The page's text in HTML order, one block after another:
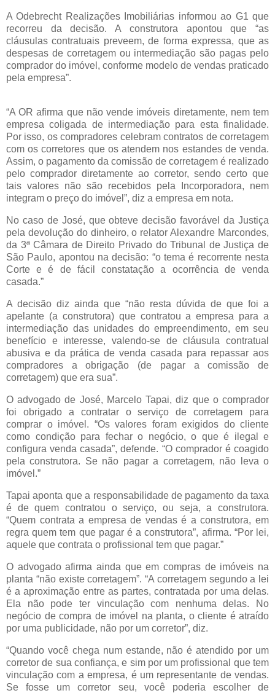
A Odebrecht Realizações Imobiliárias informou ao G1 que
recorreu da decisão. A construtora apontou que “as
cláusulas contratuais preveem, de forma expressa, que as
despesas de corretagem ou intermediação são pagas pelo
comprador do imóvel, conforme modelo de vendas praticado
pela empresa”.
“A OR afirma que não vende imóveis diretamente, nem tem
empresa coligada de intermediação para esta finalidade.
Por isso, os compradores celebram contratos de corretagem
com os corretores que os atendem nos estandes de venda.
Assim, o pagamento da comissão de corretagem é realizado
pelo comprador diretamente ao corretor, sendo certo que
tais valores não são recebidos pela Incorporadora, nem
integram o preço do imóvel”, diz a empresa em nota.
No caso de José, que obteve decisão favorável da Justiça
pela devolução do dinheiro, o relator Alexandre Marcondes,
da 3ª Câmara de Direito Privado do Tribunal de Justiça de
São Paulo, apontou na decisão: “o tema é recorrente nesta
Corte e é de fácil constatação a ocorrência de venda
casada.”
A decisão diz ainda que “não resta dúvida de que foi a
apelante (a construtora) que contratou a empresa para a
intermediação das unidades do empreendimento, em seu
benefício e interesse, valendo-se de cláusula contratual
abusiva e da prática de venda casada para repassar aos
compradores a obrigação (de pagar a comissão de
corretagem) que era sua”.
O advogado de José, Marcelo Tapai, diz que o comprador
foi obrigado a contratar o serviço de corretagem para
comprar o imóvel. “Os valores foram exigidos do cliente
como condição para fechar o negócio, o que é ilegal e
configura venda casada”, defende. “O comprador é coagido
pela construtora. Se não pagar a corretagem, não leva o
imóvel.”
Tapai aponta que a responsabilidade de pagamento da taxa
é de quem contratou o serviço, ou seja, a construtora.
“Quem contrata a empresa de vendas é a construtora, em
regra quem tem que pagar é a construtora”, afirma. “Por lei,
aquele que contrata o profissional tem que pagar.”
O advogado afirma ainda que em compras de imóveis na
planta “não existe corretagem”. “A corretagem segundo a lei
é a aproximação entre as partes, contratada por uma delas.
Ela não pode ter vinculação com nenhuma delas. No
negócio de compra de imóvel na planta, o cliente é atraído
por uma publicidade, não por um corretor”, diz.
“Quando você chega num estande, não é atendido por um
corretor de sua confiança, e sim por um profissional que tem
vinculação com a empresa, é um representante de vendas.
Se fosse um corretor seu, você poderia escolher de